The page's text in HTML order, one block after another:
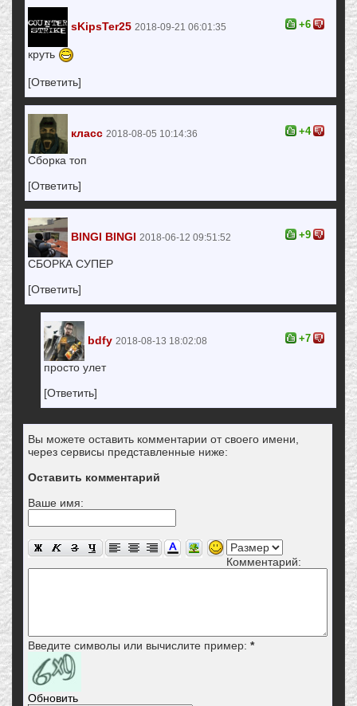
sKipsTer25 2018-09-21 06:01:35
круть
[Ответить]
+6
класс 2018-08-05 10:14:36
Сборка топ
[Ответить]
+4
BINGI BINGI 2018-06-12 09:51:52
СБОРКА СУПЕР
[Ответить]
+9
bdfy 2018-08-13 18:02:08
просто улет
[Ответить]
+7
Вы можете оставить комментарии от своего имени,
через сервисы представленные ниже:
Оставить комментарий
Ваше имя:
Комментарий:
Введите символы или вычислите пример: *
Обновить